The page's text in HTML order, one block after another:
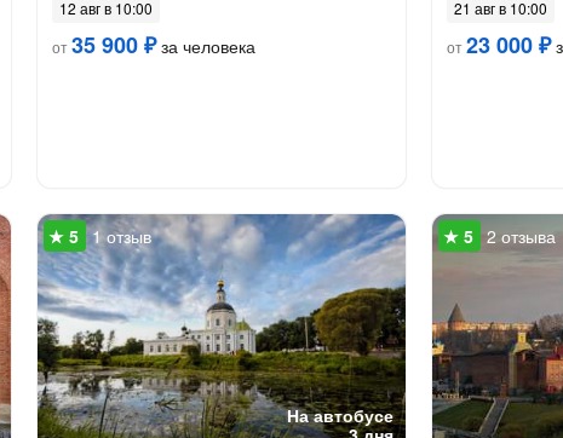
12 авг в 10:00
от35 900 ₽за человека
21 авг в 10:00
от23 000 ₽
На автобусе
1 отзыв 2 отзыва